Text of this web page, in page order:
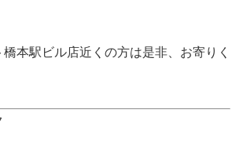
本駅ビル店近くの方は是非、お寄りく